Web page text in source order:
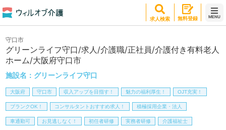
求人検索 無料登録 MENU
グリーンライフ守口/求人/介護職/正社員/介護付き有料老人
ホーム/大阪府守口市
施設名： グリーンライフ守口
守口市
大阪府 守口市 収入アップを目指す！ 魅力の福利厚生！ OJT充実！
ブランクOK！ コンサルタントおすすめ求人！ 積極採用企業・法人
車通勤可 お見逃しなく！ 初任者研修 実務者研修 介護福祉士